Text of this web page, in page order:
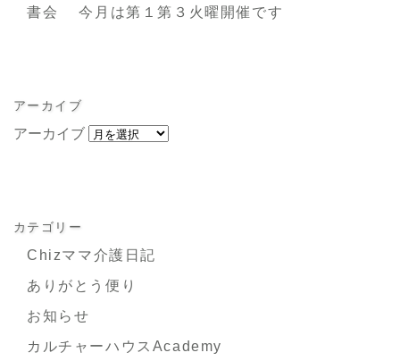
書会 今月は第１第３火曜開催です
アーカイブ
アーカイブ
カテゴリー
Chizママ介護日記
ありがとう便り
お知らせ
カルチャーハウスAcademy